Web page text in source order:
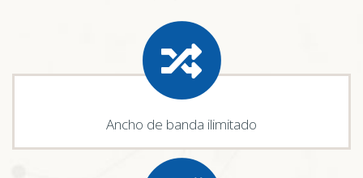
Ancho de banda ilimitado